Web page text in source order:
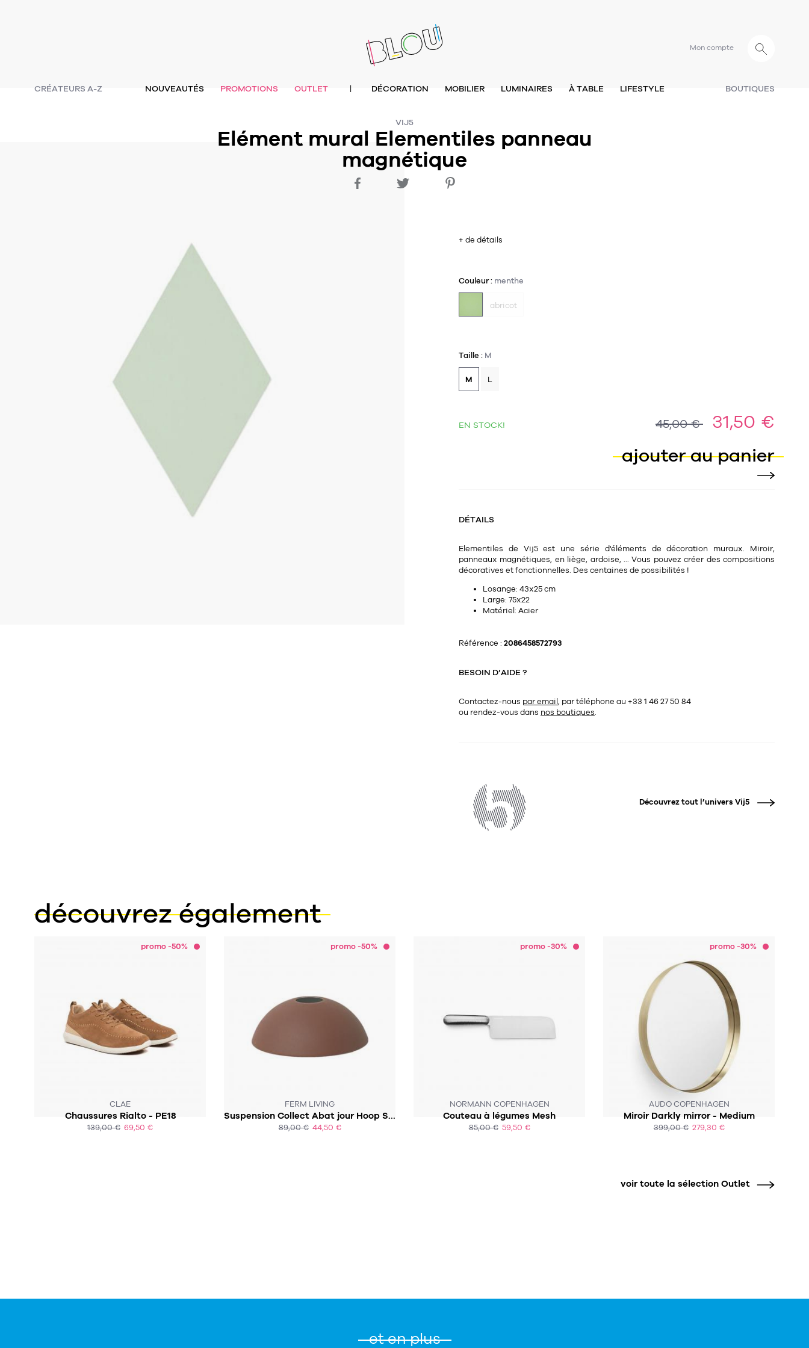
Mon compte
CRÉATEURS A-Z BOUTIQUES
NOUVEAUTÉS PROMOTIONS OUTLET | DÉCORATION MOBILIER LUMINAIRES À TABLE LIFESTYLE
VIJ5
Elément mural Elementiles panneau
magnétique
+ de détails
Couleur : menthe
abricot
Taille : M
M L
EN STOCK! 45,00 €
31,50 €
ajouter au panier
DÉTAILS
Elementiles de Vij5 est une série d'éléments de décoration muraux. Miroir,
panneaux magnétiques, en liège, ardoise, ... Vous pouvez créer des compositions
décoratives et fonctionnelles. Des centaines de possibilités !
Losange: 43x25 cm
Large: 75x22
Matériel: Acier
Référence : 2086458572793
BESOIN D’AIDE ?
Contactez-nous par email, par téléphone au +33 1 46 27 50 84
ou rendez-vous dans nos boutiques.
Découvrez tout l’univers Vij5
découvrez également
promo -50%
CLAE
Chaussures Rialto - PE18
139,00 € 69,50 €
promo -50%
FERM LIVING
Suspension Collect Abat jour Hoop Shade
89,00 € 44,50 €
promo -30%
NORMANN COPENHAGEN
Couteau à légumes Mesh
85,00 € 59,50 €
promo -30%
AUDO COPENHAGEN
Miroir Darkly mirror - Medium
399,00 € 279,30 €
voir toute la sélection Outlet
et en plus